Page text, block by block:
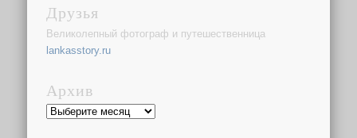
Друзья
Великолепный фотограф и путешественница
lankasstory.ru
Архив
Архив